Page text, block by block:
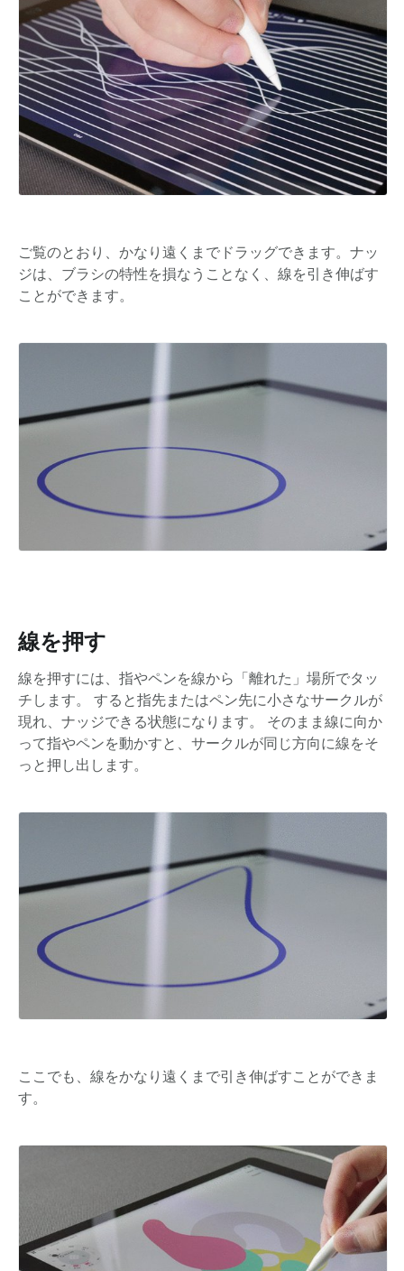
ご覧のとおり、かなり遠くまでドラッグできます。ナッ
ジは、ブラシの特性を損なうことなく、線を引き伸ばす
ことができます。
線を押す
線を押すには、指やペンを線から「離れた」場所でタッ
チします。 すると指先またはペン先に小さなサークルが
現れ、ナッジできる状態になります。 そのまま線に向か
って指やペンを動かすと、サークルが同じ方向に線をそ
っと押し出します。
ここでも、線をかなり遠くまで引き伸ばすことができま
す。